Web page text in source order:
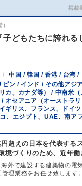
掲載
どもたちに誇れる
中国 / 韓国 / 香港 / 台湾 /
ン / インド / その他アジ
カ、カナダ等） / 中南米
オセアニア（オーストラ
ギリス、フランス、ドイ
、エジプト、UAE、南ア
超えの日本を代表する
境づくりのため、近年
外で建設する建築物の電
管理業務をお任せ致します